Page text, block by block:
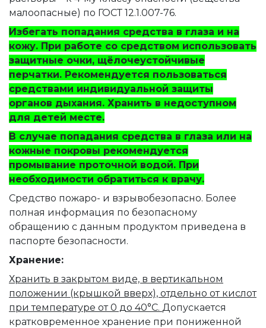
малоопасные) по ГОСТ 12.1.007-76.
Избегать попадания средства в глаза и на
кожу. При работе со средством использовать
защитные очки, щёлочеустойчивые
перчатки. Рекомендуется пользоваться
средствами индивидуальной защиты
органов дыхания. Хранить в недоступном
для детей месте.
В случае попадания средства в глаза или на
кожные покровы рекомендуется
промывание проточной водой. При
необходимости обратиться к врачу.
Средство пожаро- и взрывобезопасно. Более
полная информация по безопасному
обращению с данным продуктом приведена в
паспорте безопасности.
Хранение:
Хранить в закрытом виде, в вертикальном
положении (крышкой вверх), отдельно от кислот
при температуре от 0 до 40°C. Допускается
кратковременное хранение при пониженной